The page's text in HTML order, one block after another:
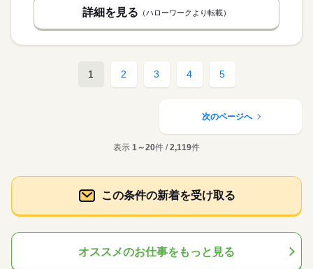
詳細を見る （ハローワークより転載）
1 2 3 4 5
次のページへ
表示 1～20件 /2,119件
この条件の新着を受け取る
オススメのお仕事をもっと見る